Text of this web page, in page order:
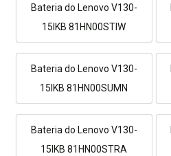
Bateria do Lenovo V130-
15IKB 81HN00STIW
Bateria do Lenovo V130-
15IKB 81HN00SUMN
Bateria do Lenovo V130-
15IKB 81HN00STRA